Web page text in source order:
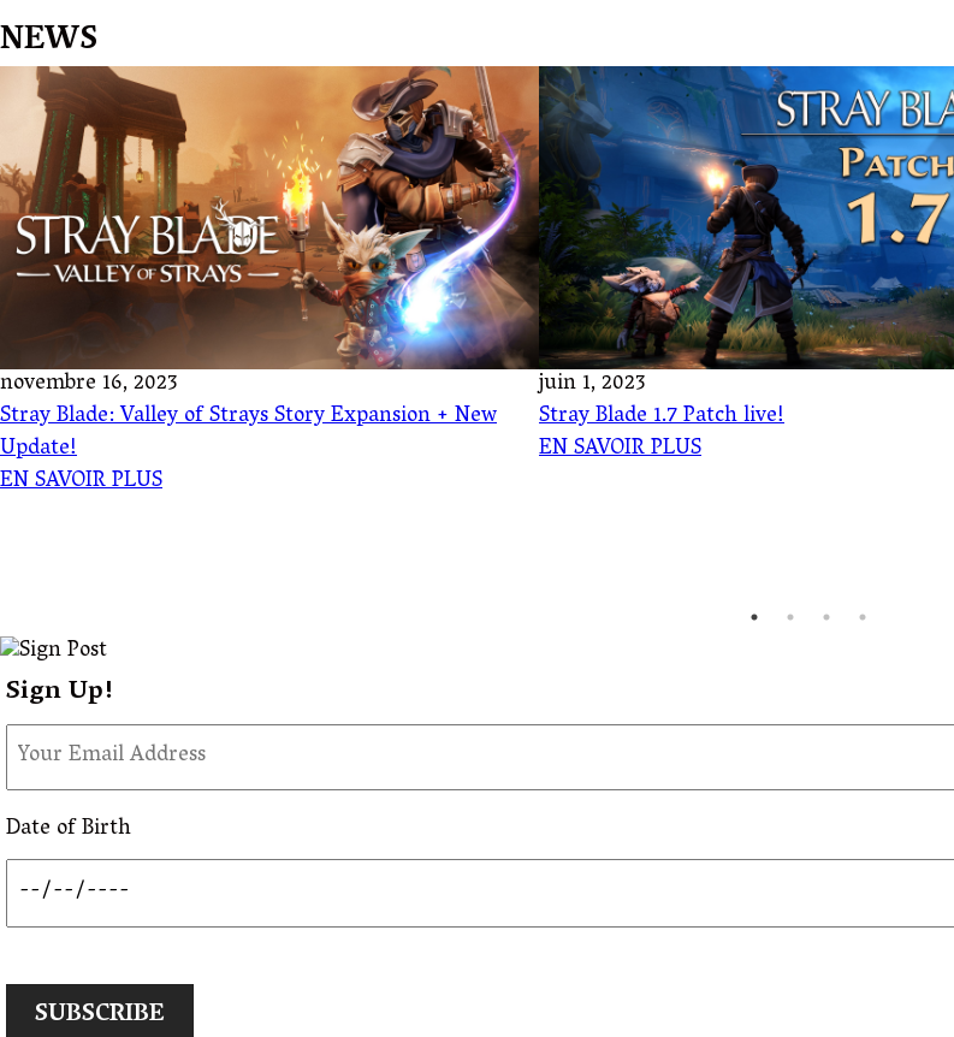
NEWS
novembre 16, 2023
Stray Blade: Valley of Strays Story Expansion + New
Update!
EN SAVOIR PLUS
juin 1, 2023
Stray Blade 1.7 Patch live!
EN SAVOIR PLUS
Sign Up!
Date of Birth
SUBSCRIBE